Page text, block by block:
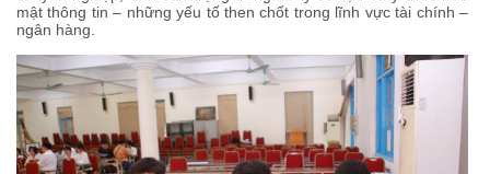
mật thông tin – những yếu tố then chốt trong lĩnh vực tài chính –
ngân hàng.